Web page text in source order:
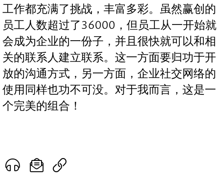
工作都充满了挑战，丰富多彩。虽然赢创的
员工人数超过了36000，但员工从一开始就
会成为企业的一份子，并且很快就可以和相
关的联系人建立联系。这一方面要归功于开
放的沟通方式，另一方面，企业社交网络的
使用同样也功不可没。对于我而言，这是一
个完美的组合！